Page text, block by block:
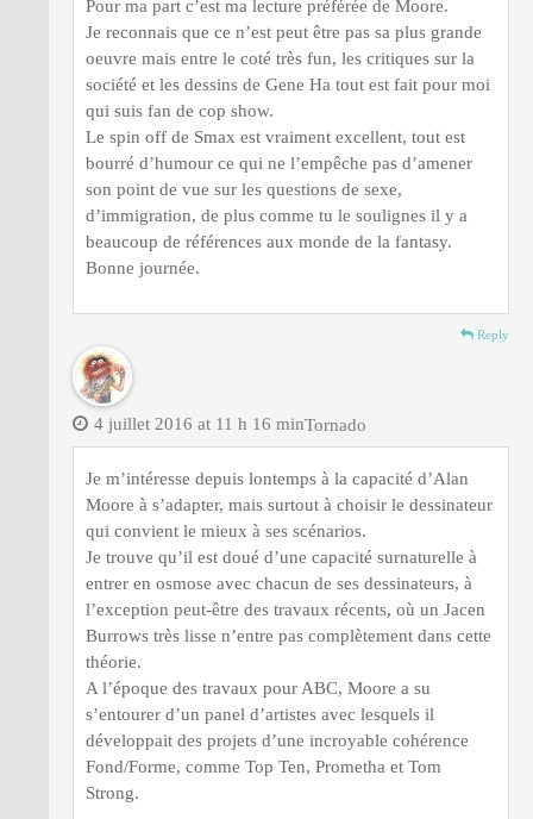
Pour ma part c’est ma lecture préférée de Moore.
Je reconnais que ce n’est peut être pas sa plus grande
oeuvre mais entre le coté très fun, les critiques sur la
société et les dessins de Gene Ha tout est fait pour moi
qui suis fan de cop show.
Le spin off de Smax est vraiment excellent, tout est
bourré d’humour ce qui ne l’empêche pas d’amener
son point de vue sur les questions de sexe,
d’immigration, de plus comme tu le soulignes il y a
beaucoup de références aux monde de la fantasy.
Bonne journée.
Reply
Tornado
4 juillet 2016 at 11 h 16 min
Je m’intéresse depuis lontemps à la capacité d’Alan
Moore à s’adapter, mais surtout à choisir le dessinateur
qui convient le mieux à ses scénarios.
Je trouve qu’il est doué d’une capacité surnaturelle à
entrer en osmose avec chacun de ses dessinateurs, à
l’exception peut-être des travaux récents, où un Jacen
Burrows très lisse n’entre pas complètement dans cette
théorie.
A l’époque des travaux pour ABC, Moore a su
s’entourer d’un panel d’artistes avec lesquels il
développait des projets d’une incroyable cohérence
Fond/Forme, comme Top Ten, Prometha et Tom
Strong.